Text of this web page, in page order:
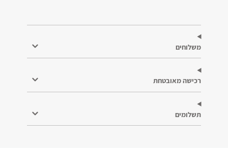
משלוחים
רכישה מאובטחת
תשלומים